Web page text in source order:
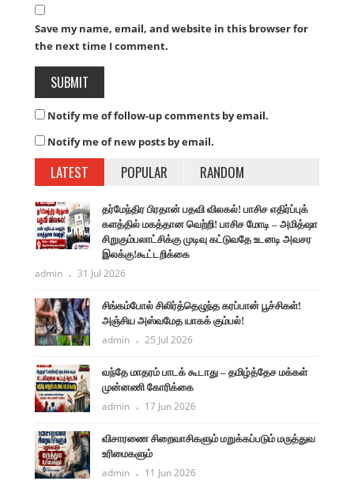
Save my name, email, and website in this browser for
the next time I comment.
Notify me of follow-up comments by email.
Notify me of new posts by email.
LATEST POPULAR RANDOM
தர்மேந்திர பிரதான் பதவி விலகல்! பாசிச எதிர்ப்புக்
களத்தில் மகத்தான வெற்றி! பாசிச மோடி – அமித்ஷா
சிறுகும்பலாட்சிக்கு முடிவு கட்டுவதே உடனடி அவசர
இலக்கு!கூட்டறிக்கை
admin 31 Jul 2026
சிங்கம்போல் சிலிர்த்தெழுந்த கரப்பான் பூச்சிகள்!
அஞ்சிய அஸ்வமேத யாகக் கும்பல்!
admin 25 Jul 2026
வந்தே மாதரம் பாடக் கூடாது – தமிழ்த்தேச மக்கள்
முன்னணி கோரிக்கை
admin 17 Jun 2026
விசாரணை சிறைவாசிகளும் மறுக்கப்படும் மருத்துவ
உரிமைகளும்
admin 11 Jun 2026